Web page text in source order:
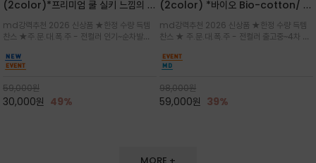
(2color)*프리미엄 쿨 실키 느낌의 폴
내 ★골프 미키티 포함 구매및 20만원
넘는 구매고객님께는 타이틀리스트 베라
노바 골프공 2피스 3구 증정(소진시 마
감)★
md강력추천 2026 신상품 ★한정 수량 득템
찬스 ★주.문.대.폭.주 - 전컬러 인기~순차발송
이프가 산뜻한 컬러감을 연출/안정감 있는 라운
드 넥라인과 여유있는 스탠다드 핏으로 여름내내
이쁘게 입으세요 ^^
59,000원
30,000원 49%
(2color) *바이오 Bio-cotton/ 시
럼 편안하지만 블라우스처럼 단정한 무
드가 느껴지는 코튼 블라우스 탑
md강력추천 2026 신상품 ★한정 수량 득템
찬스 ★ 주.문.대.폭.주 - 전컬러 출고중~4차 리
볍게 퍼지는 박시한 실루엣과 크롭 기장이 하체
를 길어 보이게 해주며 와이드 팬츠와 셋업
98,000원
59,000원 39%